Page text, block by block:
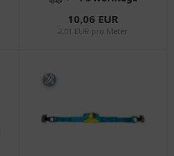
10,06 EUR
2,01 EUR pro Meter